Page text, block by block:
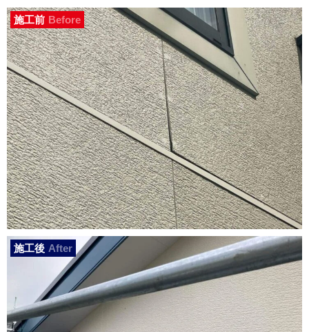
施工前 Before
施工後 After